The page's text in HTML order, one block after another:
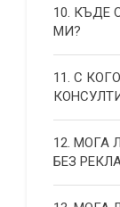
10. КЪДЕ
МИ?
11. С
12. МОГА
БЕЗ